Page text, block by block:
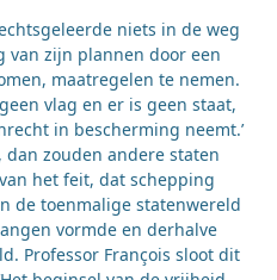
niets in de weg
van zijn plannen door een
maatregelen te nemen.
vlag en er is geen staat,
in bescherming neemt.’
zouden andere staten
het feit, dat schepping
de toenmalige statenwereld
vormde en derhalve
Professor François sloot dit